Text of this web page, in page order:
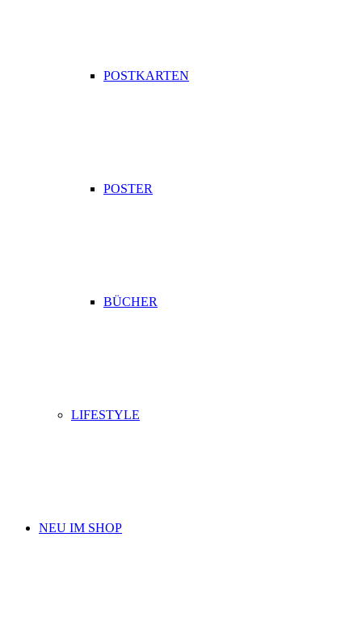
POSTKARTEN
POSTER
BÜCHER
LIFESTYLE
NEU IM SHOP